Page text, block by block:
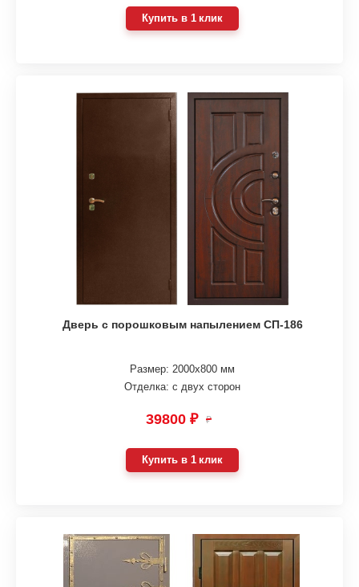
Купить в 1 клик
Дверь с порошковым напылением СП-186
Размер: 2000х800 мм
Отделка: с двух сторон
39800 ₽ ₽
Купить в 1 клик